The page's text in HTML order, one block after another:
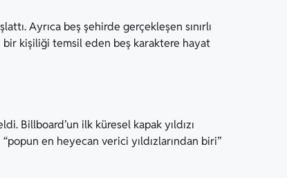
Ayrıca beş şehirde gerçekleşen sınırlı
kişiliği temsil eden beş karaktere hayat
Billboard’un ilk küresel kapak yıldızı
en heyecan verici yıldızlarından biri”